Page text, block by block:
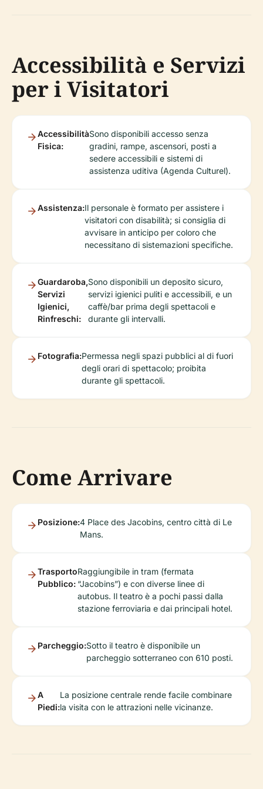
Accessibilità e Servizi
per i Visitatori
Accessibilità
Fisica:
Sono disponibili accesso senza
gradini, rampe, ascensori, posti a
sedere accessibili e sistemi di
assistenza uditiva (Agenda Culturel).
Assistenza:Il personale è formato per assistere i
visitatori con disabilità; si consiglia di
avvisare in anticipo per coloro che
necessitano di sistemazioni specifiche.
Guardaroba,
Servizi
Igienici,
Rinfreschi:
Sono disponibili un deposito sicuro,
servizi igienici puliti e accessibili, e un
caffè/bar prima degli spettacoli e
durante gli intervalli.
Fotografia:Permessa negli spazi pubblici al di fuori
degli orari di spettacolo; proibita
durante gli spettacoli.
Come Arrivare
Posizione:4 Place des Jacobins, centro città di Le
Mans.
Trasporto
Pubblico:
Raggiungibile in tram (fermata
“Jacobins”) e con diverse linee di
autobus. Il teatro è a pochi passi dalla
stazione ferroviaria e dai principali hotel.
Parcheggio:Sotto il teatro è disponibile un
parcheggio sotterraneo con 610 posti.
A
Piedi:
La posizione centrale rende facile combinare
la visita con le attrazioni nelle vicinanze.